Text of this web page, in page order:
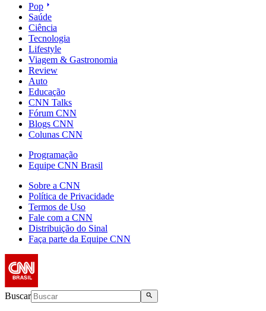
Pop
Saúde
Ciência
Tecnologia
Lifestyle
Viagem & Gastronomia
Review
Auto
Educação
CNN Talks
Fórum CNN
Blogs CNN
Colunas CNN
Programação
Equipe CNN Brasil
Sobre a CNN
Política de Privacidade
Termos de Uso
Fale com a CNN
Distribuição do Sinal
Faça parte da Equipe CNN
Buscar